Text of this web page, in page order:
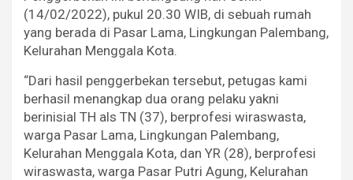
(14/02/2022), pukul 20.30 WIB, di sebuah rumah
yang berada di Pasar Lama, Lingkungan Palembang,
Kelurahan Menggala Kota.
“Dari hasil penggerbekan tersebut, petugas kami
berhasil menangkap dua orang pelaku yakni
berinisial TH als TN (37), berprofesi wiraswasta,
warga Pasar Lama, Lingkungan Palembang,
Kelurahan Menggala Kota, dan YR (28), berprofesi
wiraswasta, warga Pasar Putri Agung, Kelurahan